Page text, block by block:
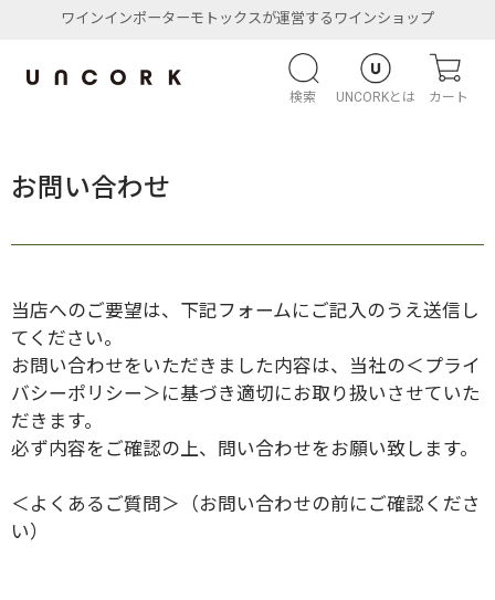
ワインインポーターモトックスが運営するワインショップ
検索 UNCORKとは カート
お問い合わせ
当店へのご要望は、下記フォームにご記入のうえ送信し
てください。
お問い合わせをいただきました内容は、当社の＜プライ
バシーポリシー＞に基づき適切にお取り扱いさせていた
だきます。
必ず内容をご確認の上、問い合わせをお願い致します。
＜よくあるご質問＞（お問い合わせの前にご確認くださ
い）